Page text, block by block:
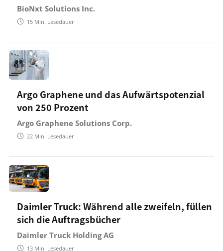
BioNxt Solutions Inc.
15 Min. Lesedauer
Argo Graphene und das Aufwärtspotenzial
von 250 Prozent
Argo Graphene Solutions Corp.
22 Min. Lesedauer
Daimler Truck: Während alle zweifeln, füllen
sich die Auftragsbücher
Daimler Truck Holding AG
13 Min. Lesedauer